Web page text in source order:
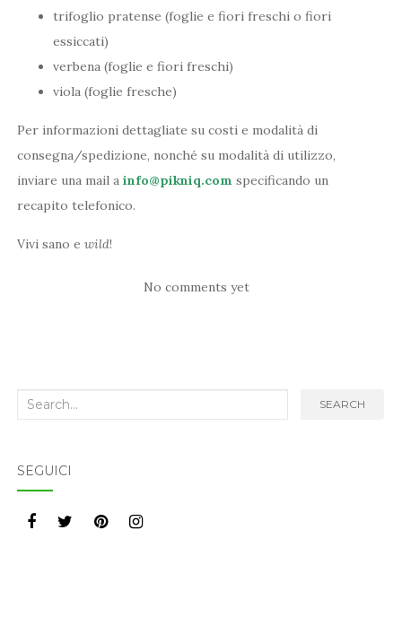
trifoglio pratense (foglie e fiori freschi o fiori
essiccati)
verbena (foglie e fiori freschi)
viola (foglie fresche)
Per informazioni dettagliate su costi e modalità di
consegna/spedizione, nonché su modalità di utilizzo,
inviare una mail ainfo@pikniq.com specificando un
recapito telefonico.
Vivi sano ewild!
No comments yet
Search
SEARCH
SEGUICI